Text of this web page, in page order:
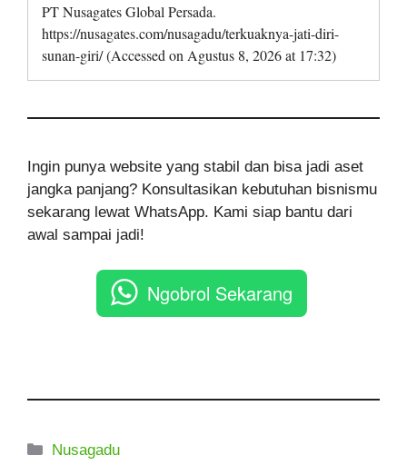
PT Nusagates Global Persada.
https://nusagates.com/nusagadu/terkuaknya-jati-diri-
sunan-giri/ (Accessed on Agustus 8, 2026 at 17:32)
Ingin punya website yang stabil dan bisa jadi aset
jangka panjang? Konsultasikan kebutuhan bisnismu
sekarang lewat WhatsApp. Kami siap bantu dari
awal sampai jadi!
Ngobrol Sekarang
Kategori
Nusagadu